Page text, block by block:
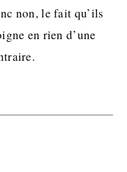
non, le fait qu’ils
en rien d’une